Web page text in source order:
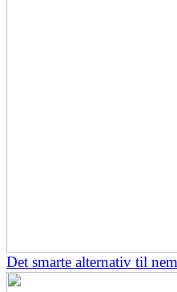
Det smarte alternativ til